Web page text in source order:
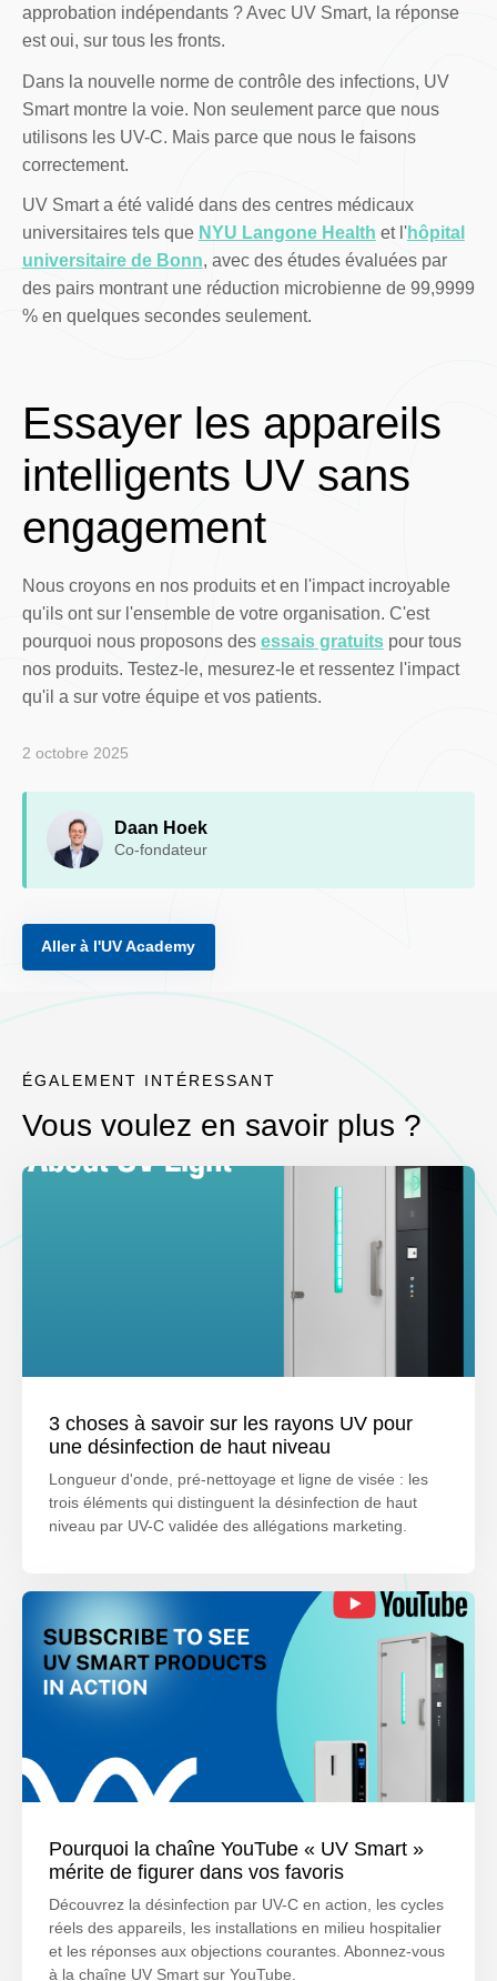
approbation indépendants ? Avec UV Smart, la réponse
est oui, sur tous les fronts.
Dans la nouvelle norme de contrôle des infections, UV
Smart montre la voie. Non seulement parce que nous
utilisons les UV-C. Mais parce que nous le faisons
correctement.
UV Smart a été validé dans des centres médicaux
universitaires tels que NYU Langone Health et l'hôpital
universitaire de Bonn, avec des études évaluées par
des pairs montrant une réduction microbienne de 99,9999
% en quelques secondes seulement.
Essayer les appareils
intelligents UV sans
engagement
Nous croyons en nos produits et en l'impact incroyable
qu'ils ont sur l'ensemble de votre organisation. C'est
pourquoi nous proposons des essais gratuitspour tous
nos produits. Testez-le, mesurez-le et ressentez l'impact
qu'il a sur votre équipe et vos patients.
2 octobre 2025
Daan Hoek
Co-fondateur
Aller à l'UV Academy
ÉGALEMENT INTÉRESSANT
Vous voulez en savoir plus ?
3 choses à savoir sur les rayons UV pour
une désinfection de haut niveau
Longueur d'onde, pré-nettoyage et ligne de visée : les
trois éléments qui distinguent la désinfection de haut
niveau par UV-C validée des allégations marketing.
Pourquoi la chaîne YouTube « UV Smart »
mérite de figurer dans vos favoris
Découvrez la désinfection par UV-C en action, les cycles
réels des appareils, les installations en milieu hospitalier
et les réponses aux objections courantes. Abonnez-vous
à la chaîne UV Smart sur YouTube.